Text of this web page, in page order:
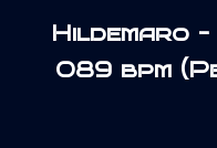
Hildemaro
089 bpm